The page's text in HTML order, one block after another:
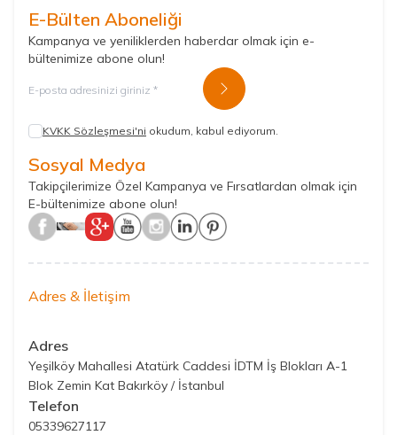
E-Bülten Aboneliği
Kampanya ve yeniliklerden haberdar olmak için e-
bültenimize abone olun!
Kayıt Ol
KVKK Sözleşmesi'ni okudum, kabul ediyorum.
Sosyal Medya
Takipçilerimize Özel Kampanya ve Fırsatlardan olmak için
E-bültenimize abone olun!
Adres & İletişim
Adres
Yeşilköy Mahallesi Atatürk Caddesi İDTM İş Blokları A-1
Blok Zemin Kat Bakırköy / İstanbul
Telefon
05339627117